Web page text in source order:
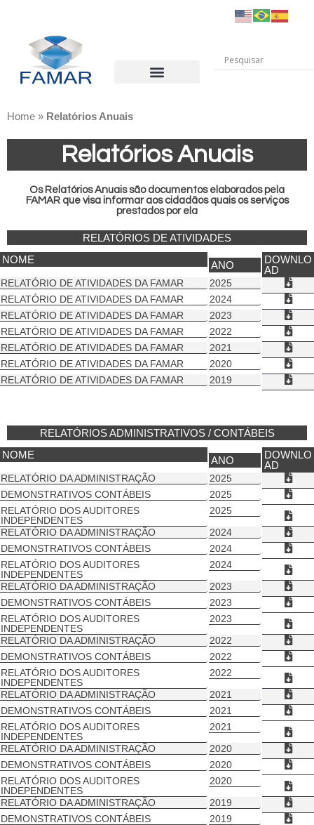
Home » Relatórios Anuais
Relatórios Anuais
Os Relatórios Anuais são documentos elaborados pela
FAMAR que visa informar aos cidadãos quais os serviços
prestados por ela
RELATÓRIOS DE ATIVIDADES
NOME
ANO
DOWNLO
AD
RELATÓRIO DE ATIVIDADES DA FAMAR
2025
RELATÓRIO DE ATIVIDADES DA FAMAR
2024
RELATÓRIO DE ATIVIDADES DA FAMAR
2023
RELATÓRIO DE ATIVIDADES DA FAMAR
2022
RELATÓRIO DE ATIVIDADES DA FAMAR
2021
RELATÓRIO DE ATIVIDADES DA FAMAR
2020
RELATÓRIO DE ATIVIDADES DA FAMAR
2019
RELATÓRIOS ADMINISTRATIVOS / CONTÁBEIS
NOME
ANO
DOWNLO
AD
RELATÓRIO DA ADMINISTRAÇÃO​
2025
DEMONSTRATIVOS CONTÁBEIS
2025
RELATÓRIO DOS AUDITORES
INDEPENDENTES
2025
RELATÓRIO DA ADMINISTRAÇÃO​
2024
DEMONSTRATIVOS CONTÁBEIS
2024
RELATÓRIO DOS AUDITORES
INDEPENDENTES
2024
RELATÓRIO DA ADMINISTRAÇÃO​
2023
DEMONSTRATIVOS CONTÁBEIS
2023
RELATÓRIO DOS AUDITORES
INDEPENDENTES
2023
RELATÓRIO DA ADMINISTRAÇÃO​
2022
DEMONSTRATIVOS CONTÁBEIS
2022
RELATÓRIO DOS AUDITORES
INDEPENDENTES
2022
RELATÓRIO DA ADMINISTRAÇÃO​
2021
DEMONSTRATIVOS CONTÁBEIS
2021
RELATÓRIO DOS AUDITORES
INDEPENDENTES
2021
RELATÓRIO DA ADMINISTRAÇÃO​
2020
DEMONSTRATIVOS CONTÁBEIS
2020
RELATÓRIO DOS AUDITORES
INDEPENDENTES
2020
RELATÓRIO DA ADMINISTRAÇÃO​
2019
DEMONSTRATIVOS CONTÁBEIS
2019